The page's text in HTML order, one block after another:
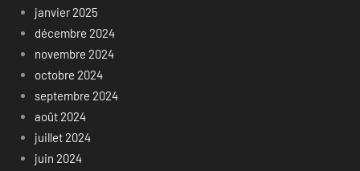
janvier 2025
décembre 2024
novembre 2024
octobre 2024
septembre 2024
août 2024
juillet 2024
juin 2024